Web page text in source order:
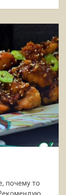
почему то